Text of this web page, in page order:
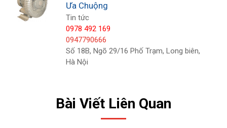
Ưa Chuộng
Tin tức
0978 492 169
0947790666
Số 18B, Ngõ 29/16 Phố Trạm, Long biên,
Hà Nội
Bài Viết Liên Quan